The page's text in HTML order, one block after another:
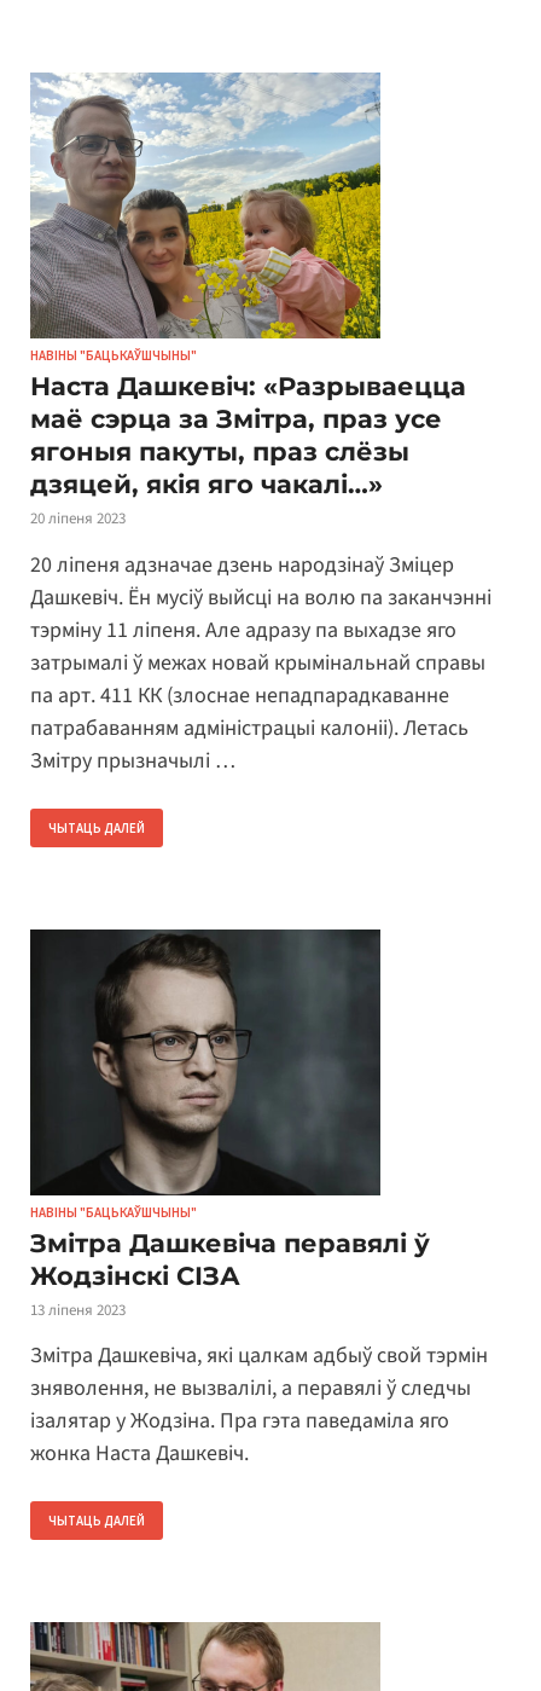
НАВІНЫ "БАЦЬКАЎШЧЫНЫ"
Наста Дашкевіч: «Разрываецца
маё сэрца за Змітра, праз усе
ягоныя пакуты, праз слёзы
дзяцей, якія яго чакалі…»
20 ліпеня 2023
20 ліпеня адзначае дзень народзінаў Зміцер
Дашкевіч. Ён мусіў выйсці на волю па заканчэнні
тэрміну 11 ліпеня. Але адразу па выхадзе яго
затрымалі ў межах новай крымінальнай справы
па арт. 411 КК (злоснае непадпарадкаванне
патрабаванням адміністрацыі калоніі). Летась
Змітру прызначылі …
ЧЫТАЦЬ ДАЛЕЙ
НАВІНЫ "БАЦЬКАЎШЧЫНЫ"
Змітра Дашкевіча перавялі ў
Жодзінскі СІЗА
13 ліпеня 2023
Змітра Дашкевіча, які цалкам адбыў свой тэрмін
зняволення, не вызвалілі, а перавялі ў следчы
ізалятар у Жодзіна. Пра гэта паведаміла яго
жонка Наста Дашкевіч.
ЧЫТАЦЬ ДАЛЕЙ